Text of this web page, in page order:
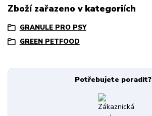
Zboží zařazeno v kategoriích
GRANULE PRO PSY
GREEN PETFOOD
Potřebujete poradit?